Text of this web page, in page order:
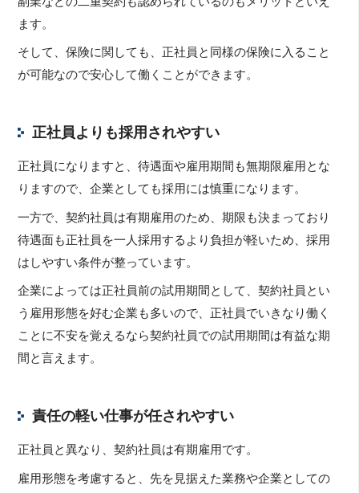
ます。
そして、保険に関しても、正社員と同様の保険に入ること
が可能なので安心して働くことができます。
正社員よりも採用されやすい
正社員になりますと、待遇面や雇用期間も無期限雇用とな
りますので、企業としても採用には慎重になります。
一方で、契約社員は有期雇用のため、期限も決まっており
待遇面も正社員を一人採用するより負担が軽いため、採用
はしやすい条件が整っています。
企業によっては正社員前の試用期間として、契約社員とい
う雇用形態を好む企業も多いので、正社員でいきなり働く
ことに不安を覚えるなら契約社員での試用期間は有益な期
間と言えます。
責任の軽い仕事が任されやすい
正社員と異なり、契約社員は有期雇用です。
雇用形態を考慮すると、先を見据えた業務や企業としての